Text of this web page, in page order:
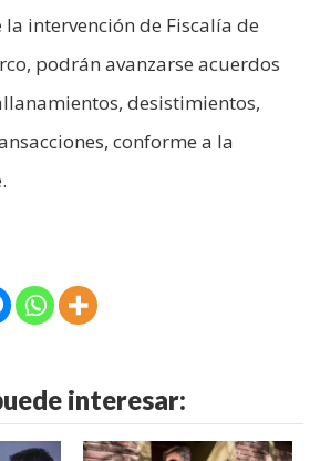
intervención de Fiscalía de
podrán avanzarse acuerdos
desistimientos,
conforme a la
interesar: